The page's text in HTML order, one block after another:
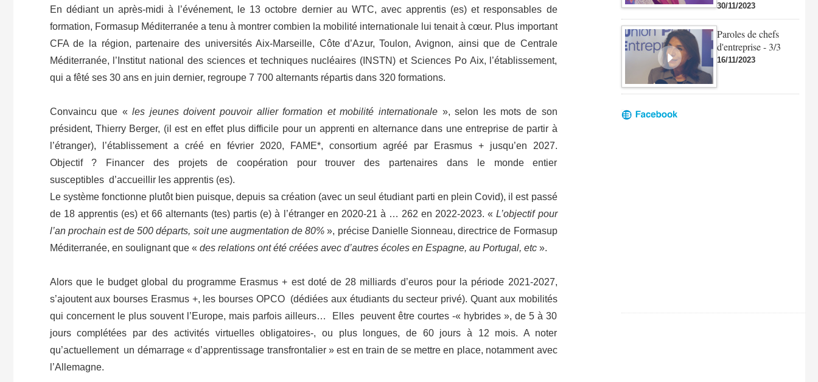
En dédiant un après-midi à l’événement, le 13 octobre dernier au WTC, avec apprentis (es) et responsables de
formation, Formasup Méditerranée a tenu à montrer combien la mobilité internationale lui tenait à cœur. Plus important
CFA de la région, partenaire des universités Aix-Marseille, Côte d’Azur, Toulon, Avignon, ainsi que de Centrale
Méditerranée, l’Institut national des sciences et techniques nucléaires (INSTN) et Sciences Po Aix, l’établissement,
qui a fêté ses 30 ans en juin dernier, regroupe 7 700 alternants répartis dans 320 formations.
Convaincu que «les jeunes doivent pouvoir allier formation et mobilité internationale», selon les mots de son
président, Thierry Berger, (il est en effet plus difficile pour un apprenti en alternance dans une entreprise de partir à
l’étranger), l’établissement a créé en février 2020, FAME*, consortium agréé par Erasmus + jusqu’en 2027.
Objectif ? Financer des projets de coopération pour trouver des partenaires dans le monde entier
susceptibles d’accueillir les apprentis (es).
Le système fonctionne plutôt bien puisque, depuis sa création (avec un seul étudiant parti en plein Covid), il est passé
de 18 apprentis (es) et 66 alternants (tes) partis (e) à l’étranger en 2020-21 à … 262 en 2022-2023. «L’objectif pour
l’an prochain est de 500 départs, soit une augmentation de 80% », précise Danielle Sionneau, directrice de Formasup
Méditerranée, en soulignant que « des relations ont été créées avec d’autres écoles en Espagne, au Portugal, etc».
Alors que le budget global du programme Erasmus + est doté de 28 milliards d’euros pour la période 2021-2027,
s’ajoutent aux bourses Erasmus +, les bourses OPCO (dédiées aux étudiants du secteur privé). Quant aux mobilités
qui concernent le plus souvent l’Europe, mais parfois ailleurs… Elles peuvent être courtes -« hybrides », de 5 à 30
jours complétées par des activités virtuelles obligatoires-, ou plus longues, de 60 jours à 12 mois. A noter
qu’actuellement un démarrage « d’apprentissage transfrontalier » est en train de se mettre en place, notamment avec
l’Allemagne.
30/11/2023
Paroles de chefs
d'entreprise - 3/3
16/11/2023